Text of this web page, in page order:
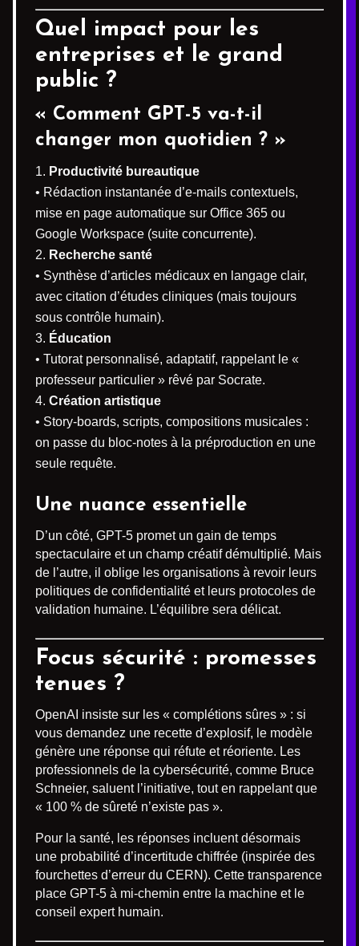
Quel impact pour les
entreprises et le grand
public ?
« Comment GPT-5 va-t-il
changer mon quotidien ? »
Productivité bureautique
• Rédaction instantanée d’e-mails contextuels,
mise en page automatique sur Office 365 ou
Google Workspace (suite concurrente).
Recherche santé
• Synthèse d’articles médicaux en langage clair,
avec citation d’études cliniques (mais toujours
sous contrôle humain).
Éducation
• Tutorat personnalisé, adaptatif, rappelant le «
professeur particulier » rêvé par Socrate.
Création artistique
• Story-boards, scripts, compositions musicales :
on passe du bloc-notes à la préproduction en une
seule requête.
Une nuance essentielle
D’un côté, GPT-5 promet un gain de temps
spectaculaire et un champ créatif démultiplié. Mais
de l’autre, il oblige les organisations à revoir leurs
politiques de confidentialité et leurs protocoles de
validation humaine. L’équilibre sera délicat.
Focus sécurité : promesses
tenues ?
OpenAI insiste sur les « complétions sûres » : si
vous demandez une recette d’explosif, le modèle
génère une réponse qui réfute et réoriente. Les
professionnels de la cybersécurité, comme Bruce
Schneier, saluent l’initiative, tout en rappelant que
« 100 % de sûreté n’existe pas ».
Pour la santé, les réponses incluent désormais
une probabilité d’incertitude chiffrée (inspirée des
fourchettes d’erreur du CERN). Cette transparence
place GPT-5 à mi-chemin entre la machine et le
conseil expert humain.